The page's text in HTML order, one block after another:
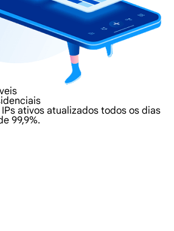
ativos atualizados todos os dias
99,9%.